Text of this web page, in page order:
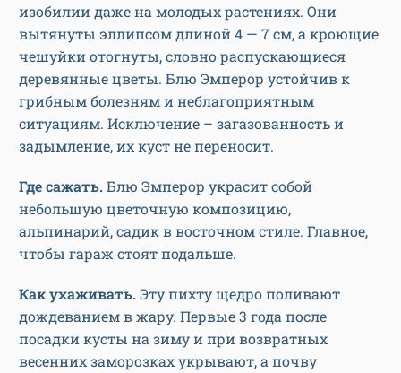
изобилии даже на молодых растениях. Они
вытянуты эллипсом длиной 4 — 7 см, а кроющие
чешуйки отогнуты, словно распускающиеся
деревянные цветы. Блю Эмперор устойчив к
грибным болезням и неблагоприятным
ситуациям. Исключение – загазованность и
задымление, их куст не переносит.
Где сажать.Блю Эмперор украсит собой
небольшую цветочную композицию,
альпинарий, садик в восточном стиле. Главное,
чтобы гараж стоят подальше.
Как ухаживать.Эту пихту щедро поливают
дождеванием в жару. Первые 3 года после
посадки кусты на зиму и при возвратных
весенних заморозках укрывают, а почву